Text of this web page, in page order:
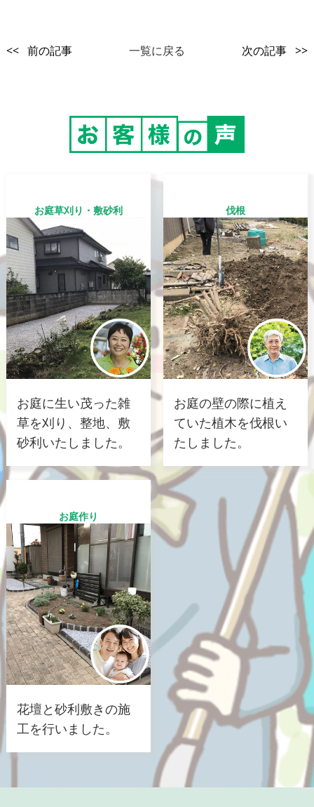
<< 前の記事 一覧に戻る 次の記事 >>
お庭草刈り・敷砂利
お庭に生い茂った雑
草を刈り、整地、敷
砂利いたしました。
伐根
お庭の壁の際に植え
ていた植木を伐根い
たしました。
お庭作り
花壇と砂利敷きの施
工を行いました。